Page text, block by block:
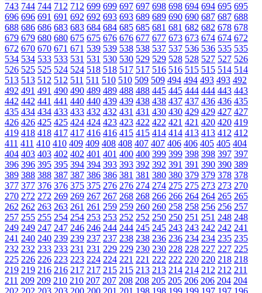
743 744 744 712 712 699 699 697 697 698 698 694 694 695 695
696 696 691 691 692 692 693 693 689 689 690 690 687 687 688
688 686 686 683 683 684 684 685 685 681 681 682 682 678 678
679 679 680 680 675 675 676 676 677 677 673 673 674 674 672
672 670 670 671 671 539 539 538 538 537 537 536 536 535 535
534 534 533 533 531 531 530 530 529 529 528 528 527 527 526
526 525 525 524 524 518 518 517 517 516 516 515 515 514 514
513 513 512 512 511 511 510 510 509 509 494 494 493 493 492
492 491 491 490 490 489 489 488 488 445 445 444 444 443 443
442 442 441 441 440 440 439 439 438 438 437 437 436 436 435
435 434 434 433 433 432 432 431 431 430 430 429 429 427 427
426 426 425 425 424 424 423 423 422 422 421 421 420 420 419
419 418 418 417 417 416 416 415 415 414 414 413 413 412 412
411 411 410 410 409 409 408 408 407 407 406 406 405 405 404
404 403 403 402 402 401 401 400 400 399 399 398 398 397 397
396 396 395 395 394 394 393 393 392 392 391 391 390 390 389
389 388 388 387 387 386 386 381 381 380 380 379 379 378 378
377 377 376 376 375 375 276 276 274 274 275 275 273 273 270
270 272 272 269 269 267 267 268 268 266 266 264 264 265 265
262 262 263 263 261 261 259 259 260 260 258 258 256 256 257
257 255 255 254 254 253 253 252 252 250 250 251 251 248 248
249 249 247 247 246 246 244 244 245 245 243 243 242 242 241
241 240 240 239 239 237 237 238 238 236 236 234 234 235 235
232 232 233 233 231 231 229 229 230 230 228 228 227 227 225
225 226 226 223 223 224 224 221 221 222 222 220 220 218 218
219 219 216 216 217 217 215 215 213 213 214 214 212 212 211
211 209 209 210 210 207 207 208 208 205 205 206 206 204 204
202 202 203 203 200 200 201 201 198 198 199 199 197 197 196